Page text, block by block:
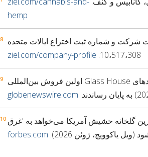
hemp
و شماره ثبت اختراع ایالات متحده
10،517،308. ziel.com/company-profile
GlobeNewswire، برندهای Glass House اولین فروش بین‌المللی
globenewswire.com
گلخانه حشیش آمریکا می‌خواهد به 'غرق
یاکوویچ، ژوئن 2026).
forbes.com